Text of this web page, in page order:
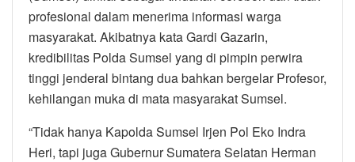
profesional dalam menerima informasi warga
masyarakat. Akibatnya kata Gardi Gazarin,
kredibilitas Polda Sumsel yang di pimpin perwira
tinggi jenderal bintang dua bahkan bergelar Profesor,
kehilangan muka di mata masyarakat Sumsel.
“Tidak hanya Kapolda Sumsel Irjen Pol Eko Indra
Heri, tapi juga Gubernur Sumatera Selatan Herman